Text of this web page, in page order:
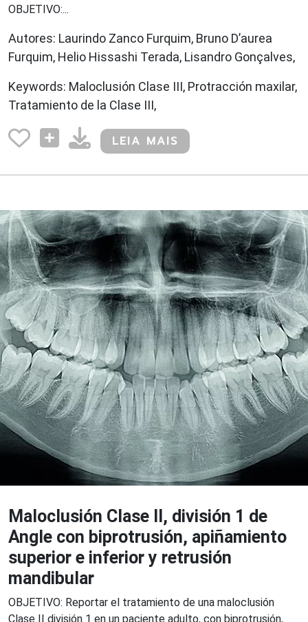
OBJETIVO:...
Autores: Laurindo Zanco Furquim, Bruno D’aurea
Furquim, Helio Hissashi Terada, Lisandro Gonçalves,
Keywords: Maloclusión Clase III, Protracción maxilar,
Tratamiento de la Clase III,
LEIA MAIS
Maloclusión Clase II, división 1 de
Angle con biprotrusión, apiñamiento
superior e inferior y retrusión
mandibular
OBJETIVO: Reportar el tratamiento de una maloclusión
Clase II división 1 en un paciente adulto, con biprotrusión,